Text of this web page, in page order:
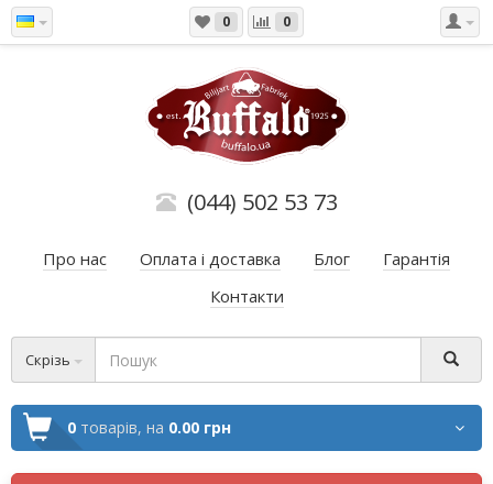
0 0
(044) 502 53 73
Про нас Оплата і доставка Блог
Гарантія
Контакти
Скрізь
0 товарів, на 0.00 грн